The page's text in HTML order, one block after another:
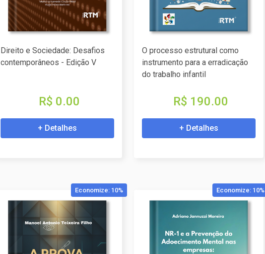
Direito e Sociedade: Desafios
contemporâneos - Edição V
R$ 0.00
+ Detalhes
O processo estrutural como
instrumento para a erradicação
do trabalho infantil
R$ 190.00
+ Detalhes
Economize: 10% Economize: 10%